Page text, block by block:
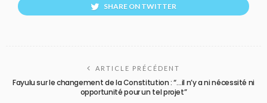
SHARE ON TWITTER
ARTICLE PRÉCÉDENT
Fayulu sur le changement de la Constitution : “…il n’y a ni nécessité ni
opportunité pour un tel projet”